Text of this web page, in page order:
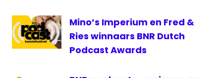
Mino’s Imperium en Fred &
Ries winnaars BNR Dutch
Podcast Awards